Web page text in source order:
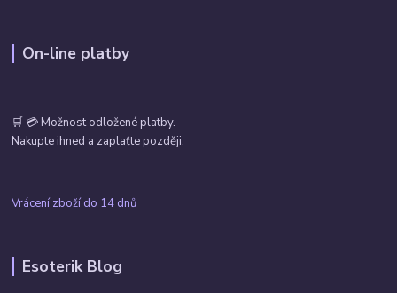
On-line platby
🛒 💳 Možnost odložené platby.
Nakupte ihned a zaplaťte později.
Vrácení zboží do 14 dnů
Esoterik Blog